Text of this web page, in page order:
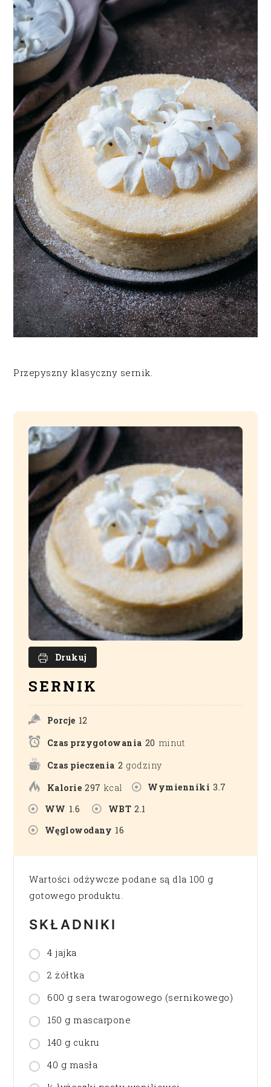
Przepyszny klasyczny sernik.
Drukuj
SERNIK
Porcje 12
Czas przygotowania 20 minut
Czas pieczenia 2 godziny
Kalorie 297 kcal Wymienniki 3.7
WW 1.6 WBT 2.1
Węglowodany 16
Wartości odżywcze podane są dla 100 g
gotowego produktu.
SKŁADNIKI
4 jajka
2 żółtka
600 g sera twarogowego (sernikowego)
150 g mascarpone
140 g cukru
40 g masła